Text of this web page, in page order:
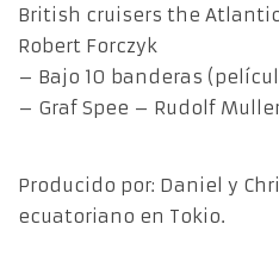
British cruisers the
Robert Forczyk
– Bajo 10 banderas
– Graf Spee – Rudolf
Producido por: Daniel y
ecuatoriano en Tokio.